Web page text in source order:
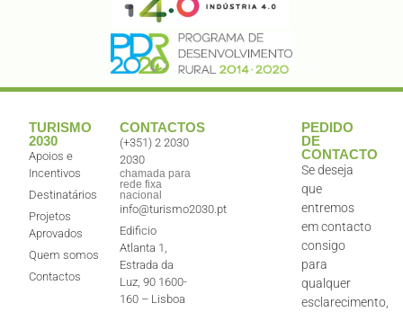
TURISMO
2030
Apoios e
Incentivos
Destinatários
Projetos
Aprovados
Quem somos
Contactos
CONTACTOS
(+351) 2 2030
2030
chamada para
rede fixa
nacional
info@turismo2030.pt
Edificio
Atlanta 1,
Estrada da
Luz, 90 1600-
160 – Lisboa
PEDIDO
DE
CONTACTO
Se deseja
que
entremos
em contacto
consigo
para
qualquer
esclarecimento,